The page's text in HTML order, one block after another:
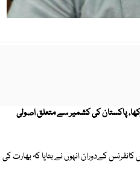
پاکستان کی کشمیر سے متعلق اصولی
کےدوران انہوں نے بتایا کہ بھارت کی